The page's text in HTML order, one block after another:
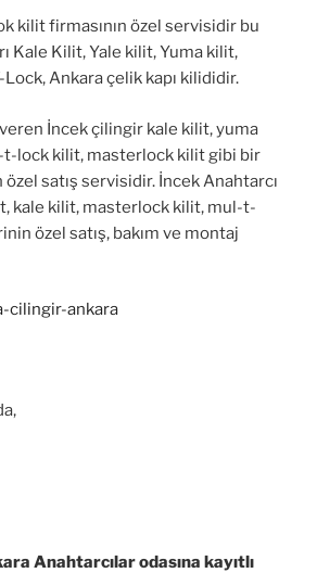
kilit firmasının özel servisidir bu
Kale Kilit, Yale kilit, Yuma kilit,
Ankara çelik kapı kilididir.
İncek çilingir kale kilit, yuma
lock kilit, masterlock kilit gibi bir
özel satış servisidir. İncek Anahtarcı
kale kilit, masterlock kilit, mul-t-
özel satış, bakım ve montaj
Anahtarcılar odasına kayıtlı